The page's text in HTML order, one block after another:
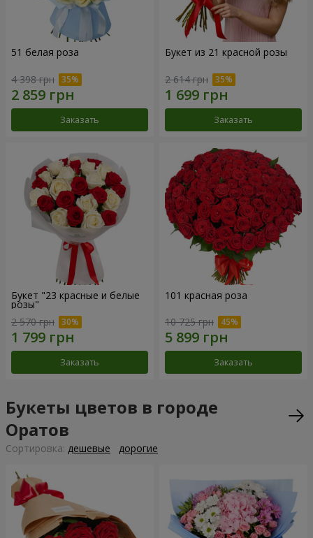
51 белая роза
4 398 грн
Заказать
Букет из 21 красной розы
2 614 грн
Заказать
Букет "23 красные и белые
розы"
2 570 грн
Заказать
101 красная роза
10 725 грн
Заказать
Букеты цветов в городе
Оратов
Cортировка: дешевые дорогие